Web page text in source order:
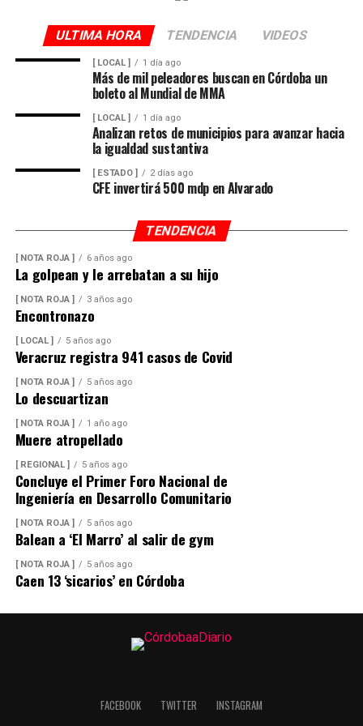
autoridades municipales y que, tras las gestiones
realizadas en conjunto con Hidrosistema, fue posible
concretar la obra que hoy permite mejorar el
Además de incrementar la capacidad de conducción, la
nueva infraestructura incorpora válvulas y materiales de
mayor resistencia, lo que permitirá mantener una mejor
operación del sistema y disminuir las afectaciones
Con esta ampliación, las autoridades municipales buscan
fortalecer la infraestructura hidráulica en las
comunidades rurales y mejorar el acceso al agua potable
para cientos de familias que durante años enfrentaron
un servicio irregular.
ULTIMA HORA TENDENCIA VIDEOS
[ LOCAL ] 1 día ago
Más de mil peleadores buscan en Córdoba un
boleto al Mundial de MMA
[ LOCAL ] 1 día ago
Analizan retos de municipios para avanzar hacia
la igualdad sustantiva
[ ESTADO ] 2 días ago
CFE invertirá 500 mdp en Alvarado
TENDENCIA
[ NOTA ROJA ] 6 años ago
La golpean y le arrebatan a su hijo
[ NOTA ROJA ] 3 años ago
Encontronazo
[ LOCAL ] 5 años ago
Veracruz registra 941 casos de Covid
[ NOTA ROJA ] 5 años ago
Lo descuartizan
[ NOTA ROJA ] 1 año ago
Muere atropellado
[ REGIONAL ] 5 años ago
Concluye el Primer Foro Nacional de
Ingeniería en Desarrollo Comunitario
[ NOTA ROJA ] 5 años ago
Balean a ‘El Marro’ al salir de gym
[ NOTA ROJA ] 5 años ago
Caen 13 ‘sicarios’ en Córdoba
FACEBOOK TWITTER INSTAGRAM